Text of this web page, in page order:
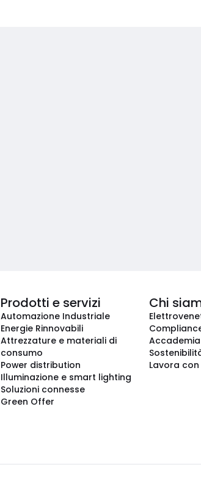
Prodotti e servizi
Automazione Industriale
Energie Rinnovabili
Attrezzature e materiali di
consumo
Power distribution
Illuminazione e smart lighting
Soluzioni connesse
Green Offer
Chi
Accademia
Lavora